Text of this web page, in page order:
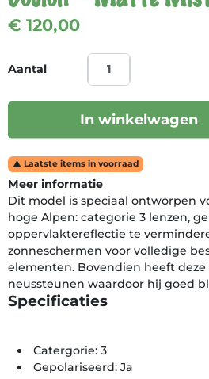
€ 120,00
Aantal
In winkelwagen
 Laatste items in voorraad
Meer informatie
Dit model is speciaal ontworpen
hoge Alpen: categorie 3 lenzen,
oppervlaktereflectie te
zonneschermen voor volledige
elementen. Bovendien heeft
neussteunen waardoor hij goed
Specificaties
Catergorie: 3
Gepolariseerd: Ja